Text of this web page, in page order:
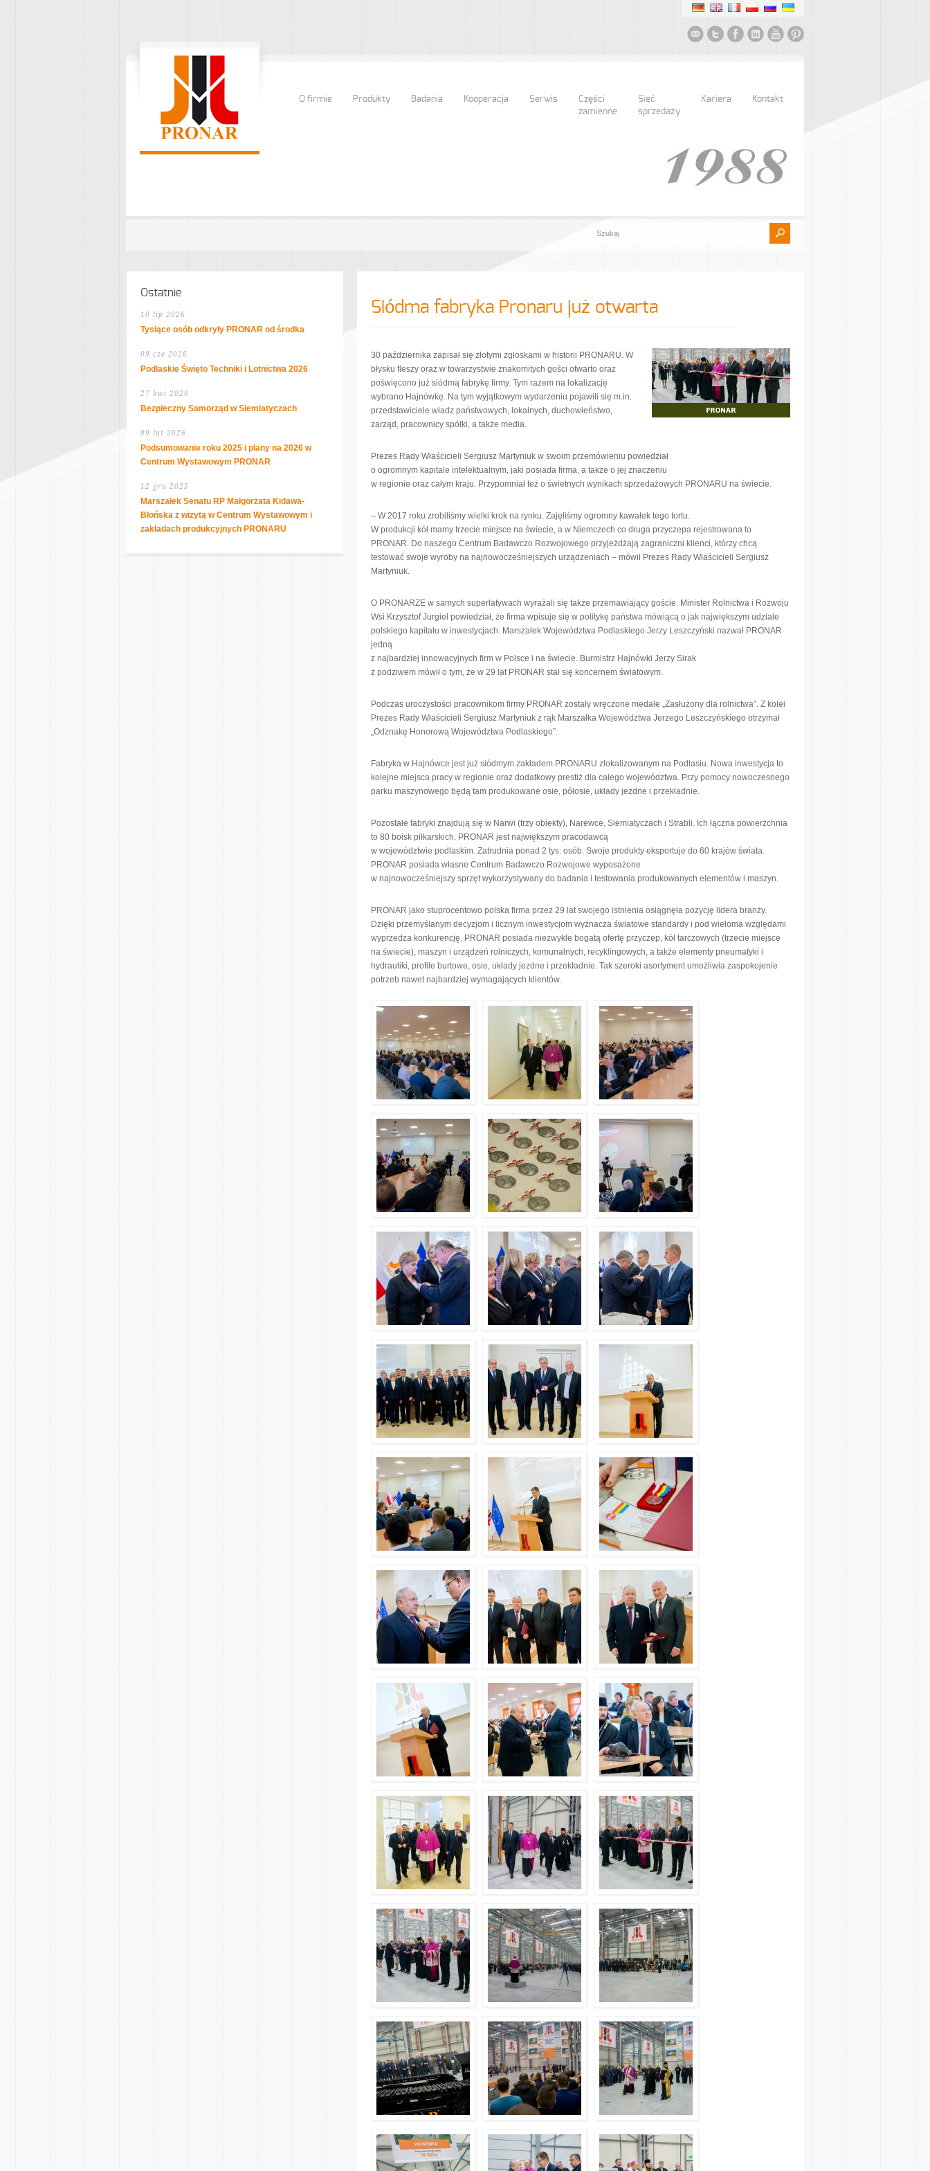
O firmie Produkty Badania Kooperacja Serwis
Części
zamienne
Sieć
sprzedaży
Kariera Kontakt
Siódma fabryka Pronaru już otwarta
30 października zapisał się złotymi zgłoskami w historii PRONARU. W
błysku fleszy oraz w towarzystwie znakomitych gości otwarto oraz
poświęcono już siódmą fabrykę firmy. Tym razem na lokalizację
wybrano Hajnówkę. Na tym wyjątkowym wydarzeniu pojawili się m.in.
przedstawiciele władz państwowych, lokalnych, duchowieństwo,
zarząd, pracownicy spółki, a także media.
Prezes Rady Właścicieli Sergiusz Martyniuk w swoim przemówieniu powiedział
o ogromnym kapitale intelektualnym, jaki posiada firma, a także o jej znaczeniu
w regionie oraz całym kraju. Przypomniał też o świetnych wynikach sprzedażowych PRONARU na świecie.
– W 2017 roku zrobiliśmy wielki krok na rynku. Zajęliśmy ogromny kawałek tego tortu.
W produkcji kół mamy trzecie miejsce na świecie, a w Niemczech co druga przyczepa rejestrowana to
PRONAR. Do naszego Centrum Badawczo Rozwojowego przyjeżdżają zagraniczni klienci, którzy chcą
testować swoje wyroby na najnowocześniejszych urządzeniach – mówił Prezes Rady Właścicieli Sergiusz
Martyniuk.
O PRONARZE w samych superlatywach wyrażali się także przemawiający goście. Minister Rolnictwa i Rozwoju
Wsi Krzysztof Jurgiel powiedział, że firma wpisuje się w politykę państwa mówiącą o jak największym udziale
polskiego kapitału w inwestycjach. Marszałek Województwa Podlaskiego Jerzy Leszczyński nazwał PRONAR
jedną
z najbardziej innowacyjnych firm w Polsce i na świecie. Burmistrz Hajnówki Jerzy Sirak
z podziwem mówił o tym, że w 29 lat PRONAR stał się koncernem światowym.
Podczas uroczystości pracownikom firmy PRONAR zostały wręczone medale „Zasłużony dla rolnictwa”. Z kolei
Prezes Rady Właścicieli Sergiusz Martyniuk z rąk Marszałka Województwa Jerzego Leszczyńskiego otrzymał
„Odznakę Honorową Województwa Podlaskiego”.
Fabryka w Hajnówce jest już siódmym zakładem PRONARU zlokalizowanym na Podlasiu. Nowa inwestycja to
kolejne miejsca pracy w regionie oraz dodatkowy prestiż dla całego województwa. Przy pomocy nowoczesnego
parku maszynowego będą tam produkowane osie, półosie, układy jezdne i przekładnie.
Pozostałe fabryki znajdują się w Narwi (trzy obiekty), Narewce, Siemiatyczach i Strabli. Ich łączna powierzchnia
to 80 boisk piłkarskich. PRONAR jest największym pracodawcą
w województwie podlaskim. Zatrudnia ponad 2 tys. osób. Swoje produkty eksportuje do 60 krajów świata.
PRONAR posiada własne Centrum Badawczo Rozwojowe wyposażone
w najnowocześniejszy sprzęt wykorzystywany do badania i testowania produkowanych elementów i maszyn.
PRONAR jako stuprocentowo polska firma przez 29 lat swojego istnienia osiągnęła pozycję lidera branży.
Dzięki przemyślanym decyzjom i licznym inwestycjom wyznacza światowe standardy i pod wieloma względami
wyprzedza konkurencję. PRONAR posiada niezwykle bogatą ofertę przyczep, kół tarczowych (trzecie miejsce
na świecie), maszyn i urządzeń rolniczych, komunalnych, recyklingowych, a także elementy pneumatyki i
hydrauliki, profile burtowe, osie, układy jezdne i przekładnie. Tak szeroki asortyment umożliwia zaspokojenie
potrzeb nawet najbardziej wymagających klientów.
Ostatnie
10 lip 2026
Tysiące osób odkryły PRONAR od środka
09 cze 2026
Podlaskie Święto Techniki i Lotnictwa 2026
27 kwi 2026
Bezpieczny Samorząd w Siemiatyczach
09 lut 2026
Podsumowanie roku 2025 i plany na 2026 w
Centrum Wystawowym PRONAR
12 gru 2025
Marszałek Senatu RP Małgorzata Kidawa-
Błońska z wizytą w Centrum Wystawowym i
zakładach produkcyjnych PRONARU